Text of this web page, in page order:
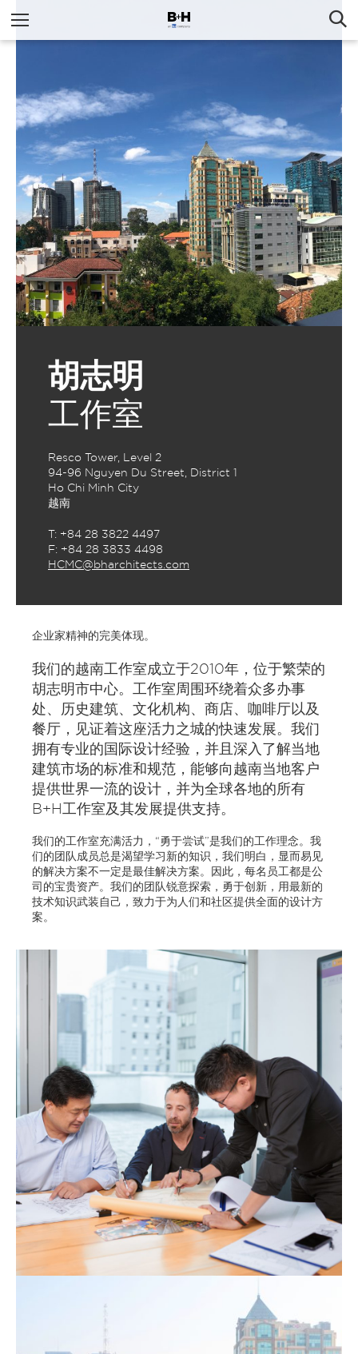
胡志明
工作室
Resco Tower, Level 2
94-96 Nguyen Du Street, District 1
Ho Chi Minh City
越南
T: +84 28 3822 4497
F: +84 28 3833 4498
HCMC@bharchitects.com
企业家精神的完美体现。
我们的越南工作室成立于2010年，位于繁荣的
胡志明市中心。工作室周围环绕着众多办事
处、历史建筑、文化机构、商店、咖啡厅以及
餐厅，见证着这座活力之城的快速发展。我们
拥有专业的国际设计经验，并且深入了解当地
建筑市场的标准和规范，能够向越南当地客户
提供世界一流的设计，并为全球各地的所有
B+H工作室及其发展提供支持。
我们的工作室充满活力，“勇于尝试”是我们的工作理念。我
们的团队成员总是渴望学习新的知识，我们明白，显而易见
的解决方案不一定是最佳解决方案。因此，每名员工都是公
司的宝贵资产。我们的团队锐意探索，勇于创新，用最新的
技术知识武装自己，致力于为人们和社区提供全面的设计方
案。